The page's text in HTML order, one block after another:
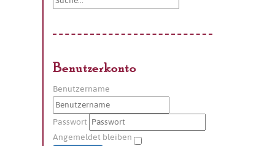
Benutzerkonto
Benutzername
Passwort
Angemeldet bleiben